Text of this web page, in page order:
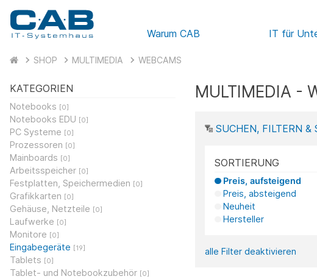
Warum CAB IT für
SHOP MULTIMEDIA WEBCAMS
KATEGORIEN
Notebooks [0]
Notebooks EDU [0]
PC Systeme [0]
Prozessoren [0]
Mainboards [0]
Arbeitsspeicher [0]
Festplatten, Speichermedien [0]
Grafikkarten [0]
Gehäuse, Netzteile [0]
Laufwerke [0]
Monitore [0]
Eingabegeräte [19]
Tablets [0]
Tablet- und Notebookzubehör [0]
MULTIMEDIA -
SUCHEN, FILTERN &
SORTIERUNG
Preis, aufsteigend
Preis, absteigend
Neuheit
Hersteller
alle Filter deaktivieren